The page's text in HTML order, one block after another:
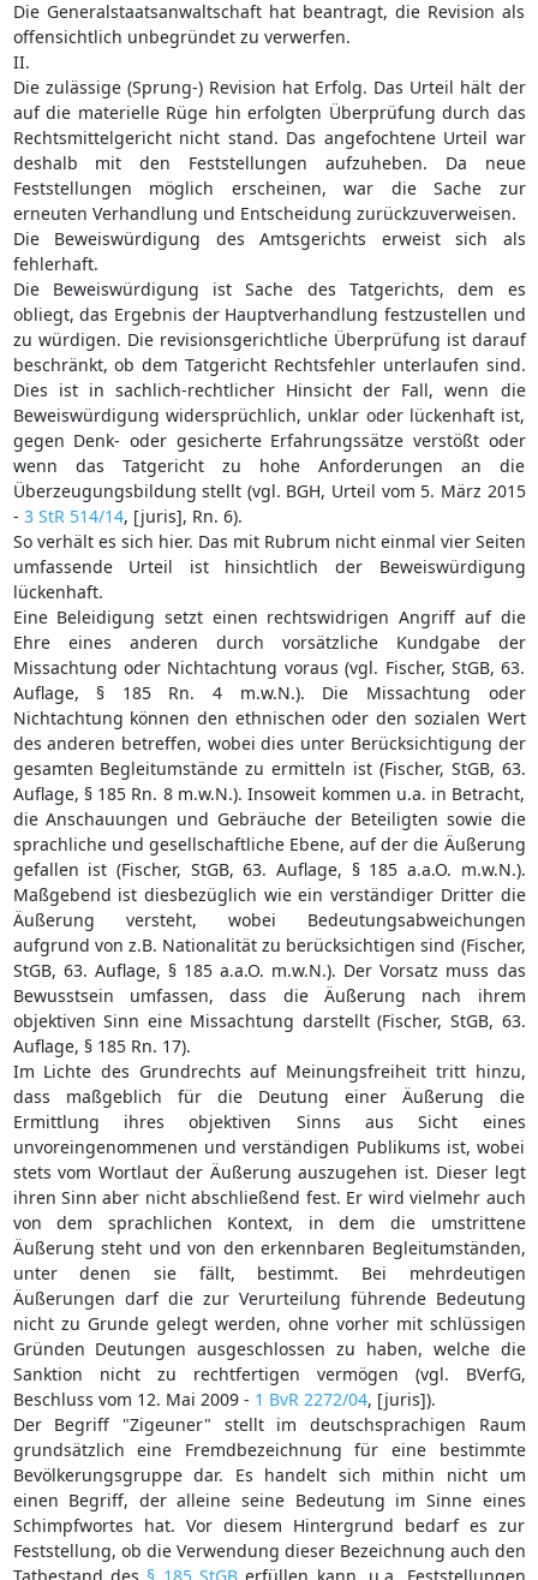
Die Generalstaatsanwaltschaft hat beantragt, die Revision als
offensichtlich unbegründet zu verwerfen.
II.
Die zulässige (Sprung-) Revision hat Erfolg. Das Urteil hält der
auf die materielle Rüge hin erfolgten Überprüfung durch das
Rechtsmittelgericht nicht stand. Das angefochtene Urteil war
deshalb mit den Feststellungen aufzuheben. Da neue
Feststellungen möglich erscheinen, war die Sache zur
erneuten Verhandlung und Entscheidung zurückzuverweisen.
Die Beweiswürdigung des Amtsgerichts erweist sich als
fehlerhaft.
Die Beweiswürdigung ist Sache des Tatgerichts, dem es
obliegt, das Ergebnis der Hauptverhandlung festzustellen und
zu würdigen. Die revisionsgerichtliche Überprüfung ist darauf
beschränkt, ob dem Tatgericht Rechtsfehler unterlaufen sind.
Dies ist in sachlich-rechtlicher Hinsicht der Fall, wenn die
Beweiswürdigung widersprüchlich, unklar oder lückenhaft ist,
gegen Denk- oder gesicherte Erfahrungssätze verstößt oder
wenn das Tatgericht zu hohe Anforderungen an die
Überzeugungsbildung stellt (vgl. BGH, Urteil vom 5. März 2015
- 3 StR 514/14, [juris], Rn. 6).
So verhält es sich hier. Das mit Rubrum nicht einmal vier Seiten
umfassende Urteil ist hinsichtlich der Beweiswürdigung
lückenhaft.
Eine Beleidigung setzt einen rechtswidrigen Angriff auf die
Ehre eines anderen durch vorsätzliche Kundgabe der
Missachtung oder Nichtachtung voraus (vgl. Fischer, StGB, 63.
Auflage, § 185 Rn. 4 m.w.N.). Die Missachtung oder
Nichtachtung können den ethnischen oder den sozialen Wert
des anderen betreffen, wobei dies unter Berücksichtigung der
gesamten Begleitumstände zu ermitteln ist (Fischer, StGB, 63.
Auflage, § 185 Rn. 8 m.w.N.). Insoweit kommen u.a. in Betracht,
die Anschauungen und Gebräuche der Beteiligten sowie die
sprachliche und gesellschaftliche Ebene, auf der die Äußerung
gefallen ist (Fischer, StGB, 63. Auflage, § 185 a.a.O. m.w.N.).
Maßgebend ist diesbezüglich wie ein verständiger Dritter die
Äußerung versteht, wobei Bedeutungsabweichungen
aufgrund von z.B. Nationalität zu berücksichtigen sind (Fischer,
StGB, 63. Auflage, § 185 a.a.O. m.w.N.). Der Vorsatz muss das
Bewusstsein umfassen, dass die Äußerung nach ihrem
objektiven Sinn eine Missachtung darstellt (Fischer, StGB, 63.
Auflage, § 185 Rn. 17).
Im Lichte des Grundrechts auf Meinungsfreiheit tritt hinzu,
dass maßgeblich für die Deutung einer Äußerung die
Ermittlung ihres objektiven Sinns aus Sicht eines
unvoreingenommenen und verständigen Publikums ist, wobei
stets vom Wortlaut der Äußerung auszugehen ist. Dieser legt
ihren Sinn aber nicht abschließend fest. Er wird vielmehr auch
von dem sprachlichen Kontext, in dem die umstrittene
Äußerung steht und von den erkennbaren Begleitumständen,
unter denen sie fällt, bestimmt. Bei mehrdeutigen
Äußerungen darf die zur Verurteilung führende Bedeutung
nicht zu Grunde gelegt werden, ohne vorher mit schlüssigen
Gründen Deutungen ausgeschlossen zu haben, welche die
Sanktion nicht zu rechtfertigen vermögen (vgl. BVerfG,
Beschluss vom 12. Mai 2009 - 1 BvR 2272/04, [juris]).
Der Begriff "Zigeuner" stellt im deutschsprachigen Raum
grundsätzlich eine Fremdbezeichnung für eine bestimmte
Bevölkerungsgruppe dar. Es handelt sich mithin nicht um
einen Begriff, der alleine seine Bedeutung im Sinne eines
Schimpfwortes hat. Vor diesem Hintergrund bedarf es zur
Feststellung, ob die Verwendung dieser Bezeichnung auch den
Tatbestand des § 185 StGB erfüllen kann, u.a. Feststellungen